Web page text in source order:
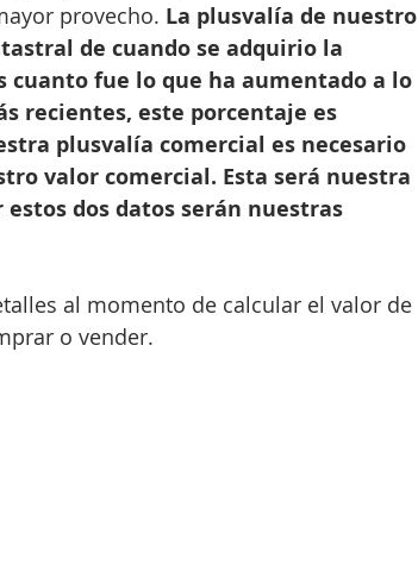
provecho. La plusvalía de nuestro
de cuando se adquirio la
cuanto fue lo que ha aumentado a lo
recientes, este porcentaje es
plusvalía comercial es necesario
valor comercial. Esta será nuestra
dos datos serán nuestras
al momento de calcular el valor de
o vender.